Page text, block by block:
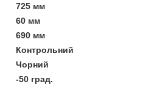
725 мм
60 мм
690 мм
Контрольний
Чорний
-50 град.